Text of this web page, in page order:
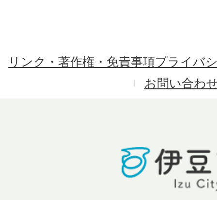
リンク・著作権・免責事項プライバ
お問い合わ